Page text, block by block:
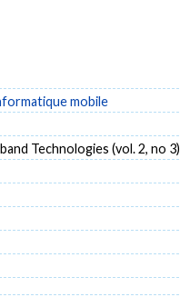
mobile
Technologies (vol. 2, no 3)